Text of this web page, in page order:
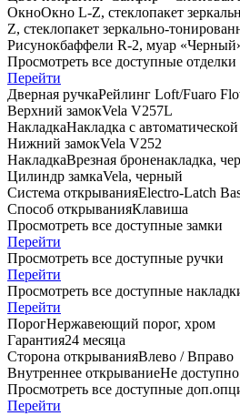
ОкноОкно L-Z, стеклопакет
Z, стеклопакет зеркально-
Рисунокбаффели R-2, муар
Просмотреть все доступные отделки
Перейти
Дверная ручкаРейлинг Loft/Fuaro
Верхний замокVela V257L
НакладкаНакладка с
Нижний замокVela V252
НакладкаВрезная броненакладка,
Цилиндр замкаVela, черный
Система открыванияElectro-Latch
Cпособ открыванияКлавиша
Просмотреть все доступные замки
Перейти
Просмотреть все доступные ручки
Перейти
Просмотреть все доступные
Перейти
ПорогНержавеющий порог, хром
Гарантия24 месяца
Сторона открыванияВлево / Вправо
Внутреннее открываниеНе доступно
Просмотреть все доступные
Перейти